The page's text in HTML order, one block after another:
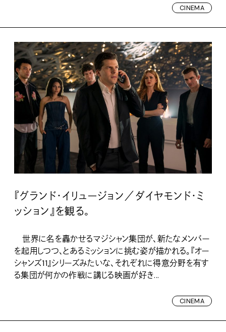
CINEMA
『グランド・イリュージョン／ダイヤモンド・ミ
ッション』を観る。
世界に名を轟かせるマジシャン集団が、新たなメンバー
を起用しつつ、とあるミッションに挑む姿が描かれる。『オー
シャンズ11』シリーズみたいな、それぞれに得意分野を有す
る集団が何かの作戦に講じる映画が好き...
CINEMA